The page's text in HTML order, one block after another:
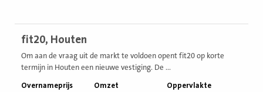
fit20, Houten
Om aan de vraag uit de markt te voldoen opent fit20 op korte
termijn in Houten een nieuwe vestiging. De ...
Overnameprijs
Omzet
Oppervlakte
vestiging